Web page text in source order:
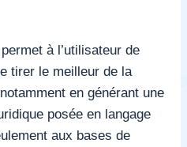
à l’utilisateur de
tirer le meilleur de la
en générant une
posée en langage
aux bases de